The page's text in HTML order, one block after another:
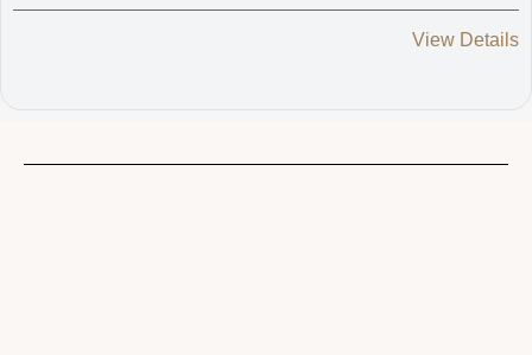
View Details